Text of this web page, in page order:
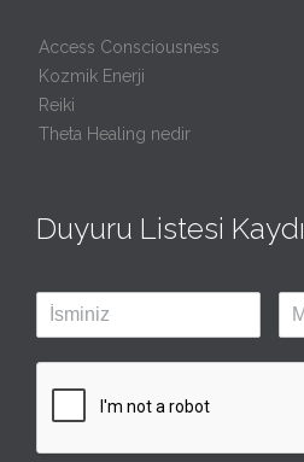
Access Consciousness
Kozmik Enerji
Reiki
Theta Healing nedir
Duyuru Listesi Kaydı